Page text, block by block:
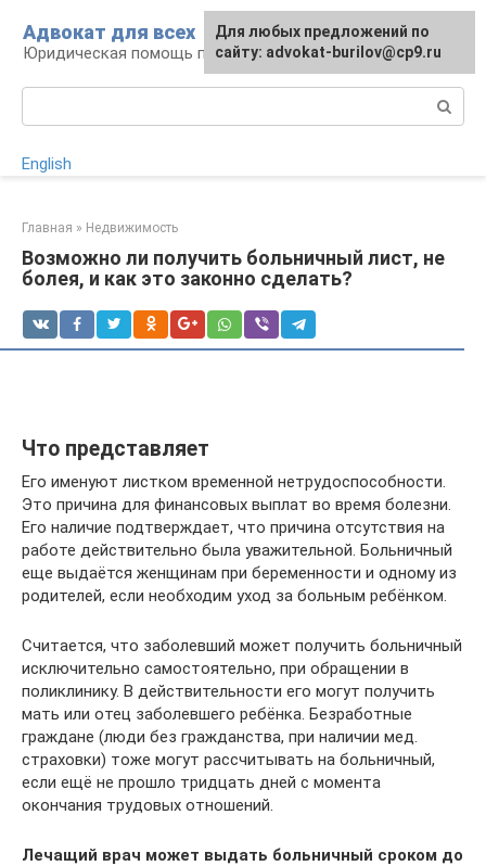
контенту
Адвокат для всех
Юридическая помощь по любому вопросу
English
Главная » Недвижимость
Возможно ли получить больничный лист, не
болея, и как это законно сделать?
Что представляет
Его именуют листком временной нетрудоспособности.
Это причина для финансовых выплат во время болезни.
Его наличие подтверждает, что причина отсутствия на
работе действительно была уважительной. Больничный
еще выдаётся женщинам при беременности и одному из
родителей, если необходим уход за больным ребёнком.
Считается, что заболевший может получить больничный
исключительно самостоятельно, при обращении в
поликлинику. В действительности его могут получить
мать или отец заболевшего ребёнка. Безработные
граждане (люди без гражданства, при наличии мед.
страховки) тоже могут рассчитывать на больничный,
если ещё не прошло тридцать дней с момента
окончания трудовых отношений.
Лечащий врач может выдать больничный сроком до
Для любых предложений по
сайту: advokat-burilov@cp9.ru